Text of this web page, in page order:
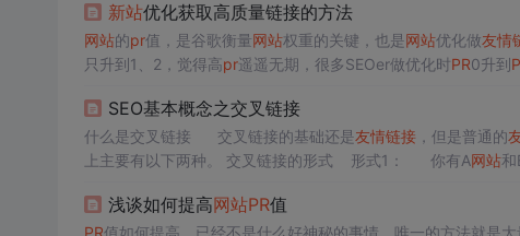
然我做个人
新站优化获取高质量链接的方法
网站的pr值，是谷歌衡量网站权重的关键，也是网站优化做友情
只升到1、2，觉得高pr遥遥无期，很多SEOer做优化时PR0升到
0）来说，PR=...
SEO基本概念之交叉链接
什么是交叉链接 交叉链接的基础还是友情链接，但是普通的
上主要有以下两种。 交叉链接的形式 形式1： 你有A网站和
浅谈如何提高网站PR值
PR值如何提高，已经不是什么好神秘的事情。唯一的方法就是